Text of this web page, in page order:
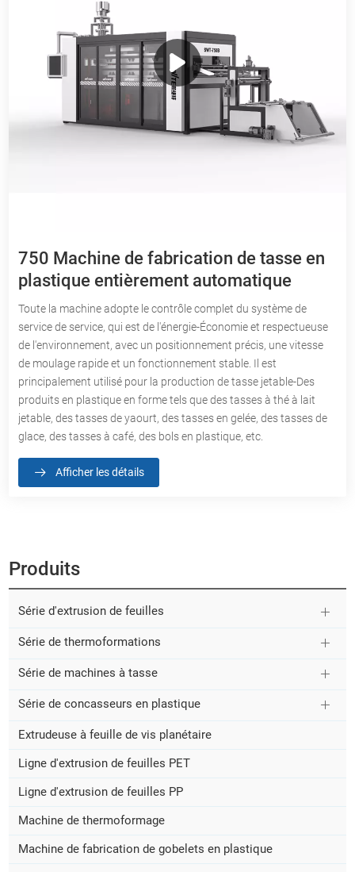
750 Machine de fabrication de tasse en
plastique entièrement automatique
Toute la machine adopte le contrôle complet du système de
service de service, qui est de l'énergie-Économie et respectueuse
de l'environnement, avec un positionnement précis, une vitesse
de moulage rapide et un fonctionnement stable. Il est
principalement utilisé pour la production de tasse jetable-Des
produits en plastique en forme tels que des tasses à thé à lait
jetable, des tasses de yaourt, des tasses en gelée, des tasses de
glace, des tasses à café, des bols en plastique, etc.
Afficher les détails
Produits
Série d'extrusion de feuilles
Série de thermoformations
Série de machines à tasse
Série de concasseurs en plastique
Extrudeuse à feuille de vis planétaire
Ligne d'extrusion de feuilles PET
Ligne d'extrusion de feuilles PP
Machine de thermoformage
Machine de fabrication de gobelets en plastique